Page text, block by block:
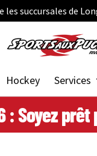
les succursales de
Hockey Services
: Soyez